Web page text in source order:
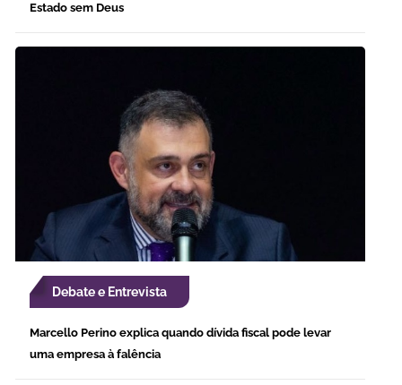
Estado sem Deus
Debate e Entrevista
Marcello Perino explica quando dívida fiscal pode levar
uma empresa à falência